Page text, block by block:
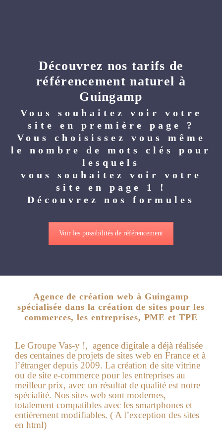
Découvrez nos tarifs de
référencement naturel à
Guingamp
Vous souhaitez voir votre
site en première page ?
Vous choisissez vous même
le nombre de mots clés pour
lesquels
vous souhaitez voir votre
site en page 1 !
Découvrez nos formules
Voir les possibilités de référencement
Agence de création web à Guingamp
spécialisée dans la création de sites pour les
commerces, les entreprises, PME et TPE
Le Groupe Vas-y !, agence digitale a déjà réalisée
des centaines de projets de sites web en France et à
l’étranger depuis 2009. La création de site vitrine
ou de site e-commerce pour les entreprises au
meilleur prix, avec un résultat de qualité est notre
spécialité. Nos sites web sont modernes,
totalement compatibles avec les smartphones et
entièrement modifiables. ( A l’exception des sites
en html)